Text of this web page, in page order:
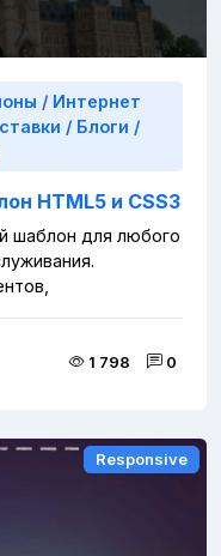
/ Интернет
/ Блоги /
HTML5 и CSS3
шаблон для любого
1 798 0
Responsive
Responsive